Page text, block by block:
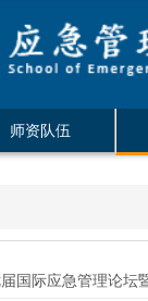
师资队伍
国际应急管理论坛